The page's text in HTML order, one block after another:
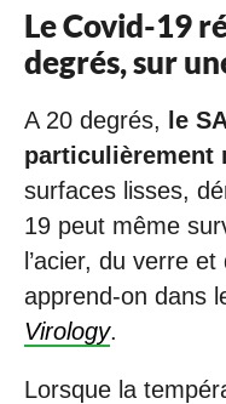
Le Covid-19
degrés, sur
A 20 degrés,
le
particulièrement
surfaces lisses,
19 peut même
l’acier, du verre
apprend-on dans
Virology.
Lorsque la